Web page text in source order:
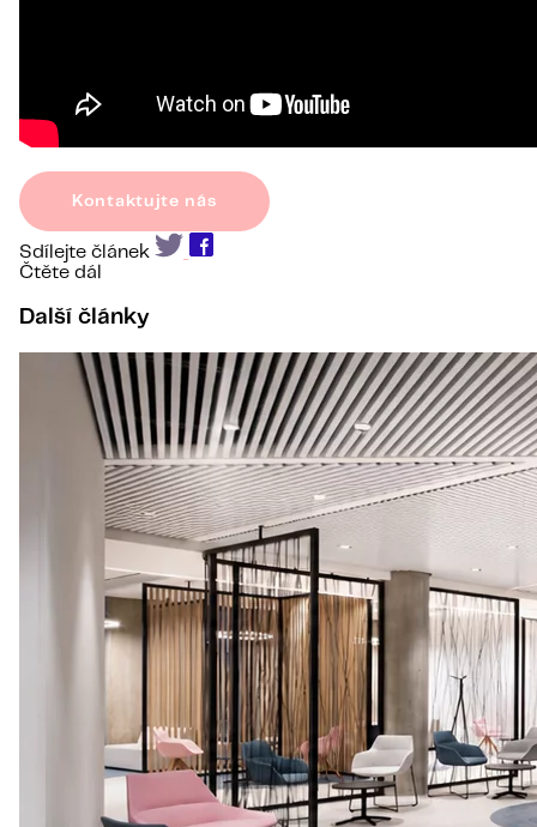
Kontaktujte nás
Sdílejte článek
Čtěte dál
Další články